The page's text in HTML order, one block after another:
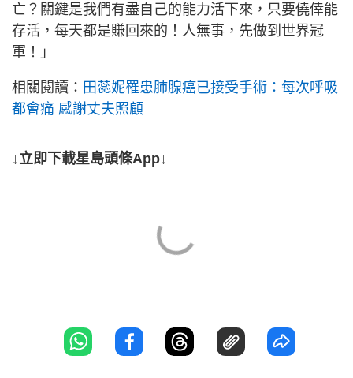
亡？關鍵是我們有盡自己的能力活下來，只要僥倖能
存活，每天都是賺回來的！人無事，先做到世界冠
軍！」
相關閱讀： 田蕊妮罹患肺腺癌已接受手術：每次呼吸
都會痛 感謝丈夫照顧
↓立即下載星島頭條App↓